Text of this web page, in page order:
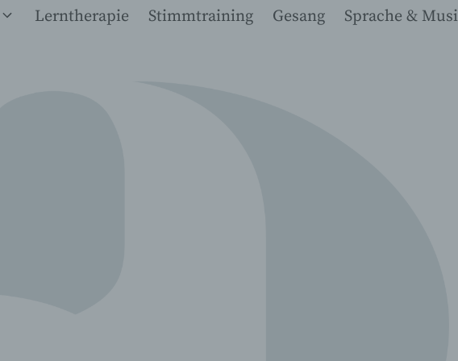
Lerntherapie Stimmtraining Gesang Sprache &